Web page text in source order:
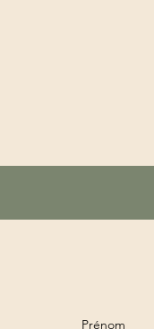
Prénom